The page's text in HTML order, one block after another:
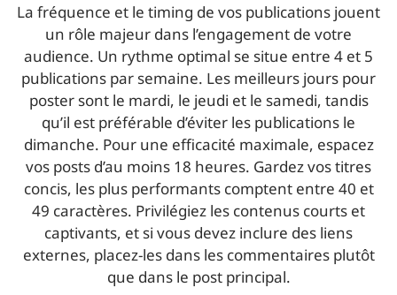
La fréquence et le timing de vos publications jouent
un rôle majeur dans l’engagement de votre
audience. Un rythme optimal se situe entre 4 et 5
publications par semaine. Les meilleurs jours pour
poster sont le mardi, le jeudi et le samedi, tandis
qu’il est préférable d’éviter les publications le
dimanche. Pour une efficacité maximale, espacez
vos posts d’au moins 18 heures. Gardez vos titres
concis, les plus performants comptent entre 40 et
49 caractères. Privilégiez les contenus courts et
captivants, et si vous devez inclure des liens
externes, placez-les dans les commentaires plutôt
que dans le post principal.